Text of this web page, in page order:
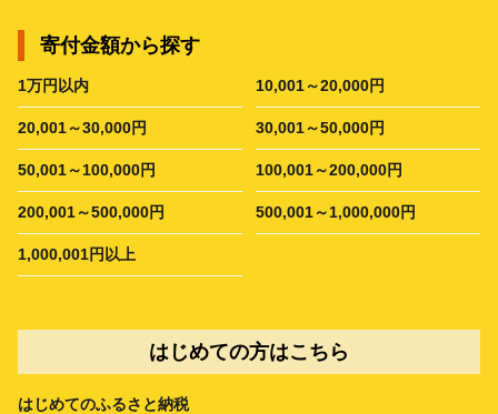
寄付金額から探す
1万円以内 10,001～20,000円
20,001～30,000円 30,001～50,000円
50,001～100,000円 100,001～200,000円
200,001～500,000円 500,001～1,000,000円
1,000,001円以上
はじめての方はこちら
はじめてのふるさと納税